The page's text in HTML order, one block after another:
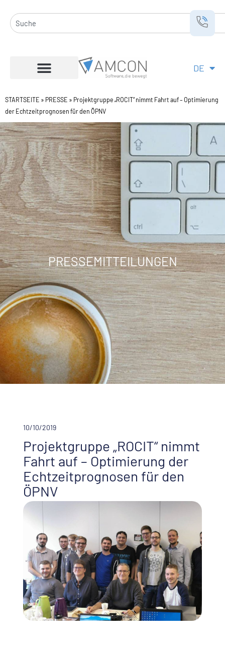
Inhalt
springen
Suche
DE
EN
STARTSEITE » PRESSE » Projektgruppe „ROCIT“ nimmt Fahrt auf – Optimierung
der Echtzeitprognosen für den ÖPNV
PRESSEMITTEILUNGEN
10/10/2019
Projektgruppe „ROCIT“ nimmt
Fahrt auf – Optimierung der
Echtzeitprognosen für den
ÖPNV